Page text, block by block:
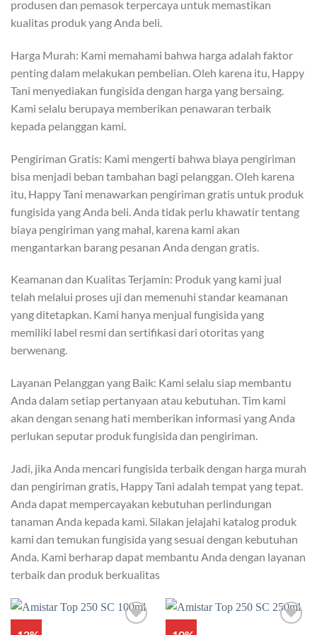
produsen dan pemasok terpercaya untuk memastikan
kualitas produk yang Anda beli.
Harga Murah: Kami memahami bahwa harga adalah faktor
penting dalam melakukan pembelian. Oleh karena itu, Happy
Tani menyediakan fungisida dengan harga yang bersaing.
Kami selalu berupaya memberikan penawaran terbaik
kepada pelanggan kami.
Pengiriman Gratis: Kami mengerti bahwa biaya pengiriman
bisa menjadi beban tambahan bagi pelanggan. Oleh karena
itu, Happy Tani menawarkan pengiriman gratis untuk produk
fungisida yang Anda beli. Anda tidak perlu khawatir tentang
biaya pengiriman yang mahal, karena kami akan
mengantarkan barang pesanan Anda dengan gratis.
Keamanan dan Kualitas Terjamin: Produk yang kami jual
telah melalui proses uji dan memenuhi standar keamanan
yang ditetapkan. Kami hanya menjual fungisida yang
memiliki label resmi dan sertifikasi dari otoritas yang
berwenang.
Layanan Pelanggan yang Baik: Kami selalu siap membantu
Anda dalam setiap pertanyaan atau kebutuhan. Tim kami
akan dengan senang hati memberikan informasi yang Anda
perlukan seputar produk fungisida dan pengiriman.
Jadi, jika Anda mencari fungisida terbaik dengan harga murah
dan pengiriman gratis, Happy Tani adalah tempat yang tepat.
Anda dapat mempercayakan kebutuhan perlindungan
tanaman Anda kepada kami. Silakan jelajahi katalog produk
kami dan temukan fungisida yang sesuai dengan kebutuhan
Anda. Kami berharap dapat membantu Anda dengan layanan
terbaik dan produk berkualitas